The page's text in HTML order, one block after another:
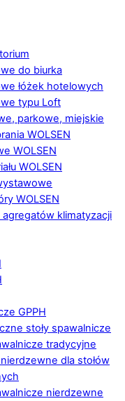
do biurka
łóżek hotelowych
typu Loft
parkowe, miejskie
WOLSEN
WOLSEN
WOLSEN
WOLSEN
klimatyzacji
GPPH
stoły spawalnicze
tradycyjne
nierdzewne dla stołów
nierdzewne